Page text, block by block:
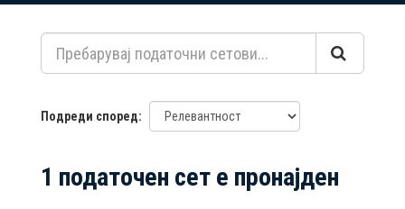
содржина
Подреди според
1 податочен сет е пронајден